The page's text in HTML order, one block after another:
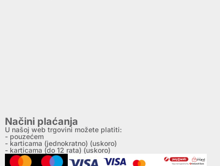
Načini plaćanja
U našoj web trgovini možete platiti:
- pouzećem
- karticama (jednokratno) (uskoro)
- karticama (do 12 rata) (uskoro)